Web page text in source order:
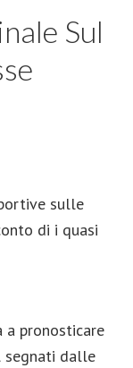
Sul
sulle
di i quasi
a pronosticare
dalle